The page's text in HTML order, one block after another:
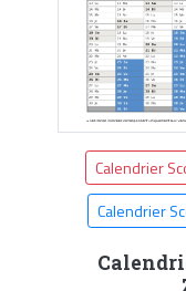
Calendrier
Calendrier